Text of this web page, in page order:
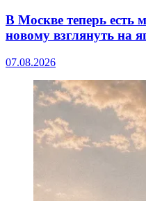
В Москве теперь есть
новому взглянуть на
07.08.2026